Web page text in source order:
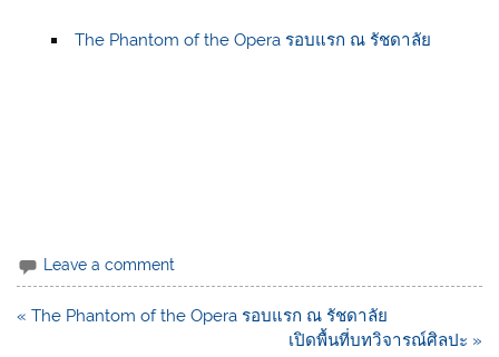
The Phantom of the Opera รอบแรก ณ รัชดาลัย
Leave a comment
แนะแนว
« The Phantom of the Opera รอบแรก ณ รัชดาลัย
เปิดพื้นที่บทวิจารณ์ศิลปะ »